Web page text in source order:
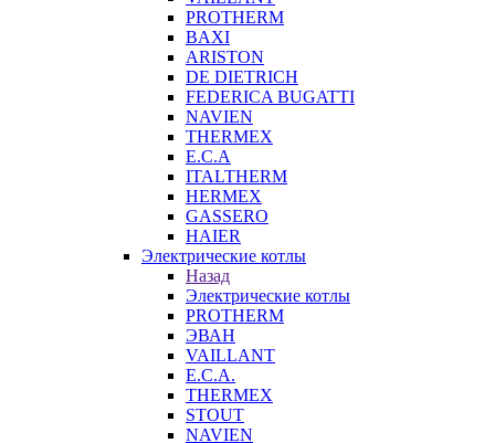
PROTHERM
BAXI
ARISTON
DE DIETRICH
FEDERICA BUGATTI
NAVIEN
THERMEX
E.C.A
ITALTHERM
HERMEX
GASSERO
HAIER
Электрические котлы
Назад
Электрические котлы
PROTHERM
ЭВАН
VAILLANT
E.C.A.
THERMEX
STOUT
NAVIEN